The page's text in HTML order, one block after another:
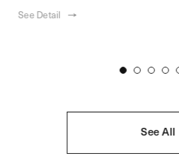
See Detail
See All